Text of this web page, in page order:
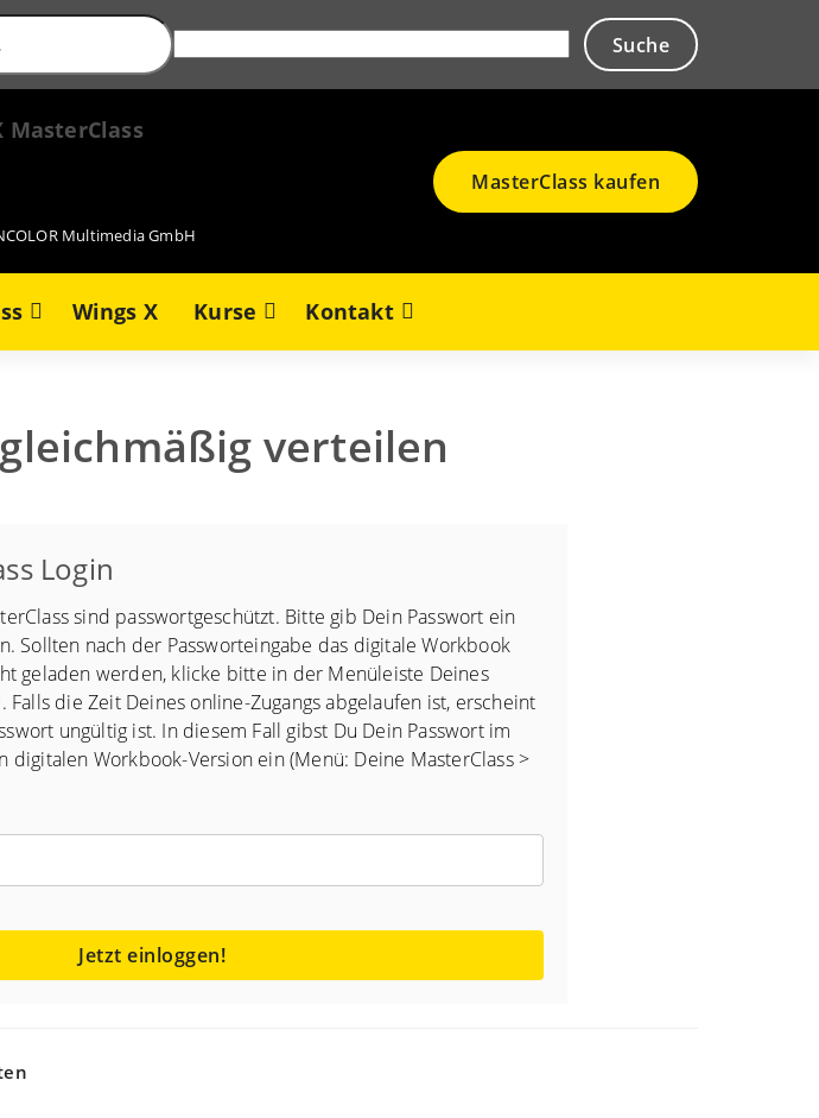
Multimedia GmbH
MasterClass kaufen
Wings X Kurse Kontakt
verteilen
Login
sind passwortgeschützt. Bitte gib Dein Passwort ein
Sollten nach der Passworteingabe das digitale Workbook
geladen werden, klicke bitte in der Menüleiste Deines
Falls die Zeit Deines online-Zugangs abgelaufen ist, erscheint
ungültig ist. In diesem Fall gibst Du Dein Passwort im
digitalen Workbook-Version ein (Menü: Deine MasterClass >
Jetzt einloggen!